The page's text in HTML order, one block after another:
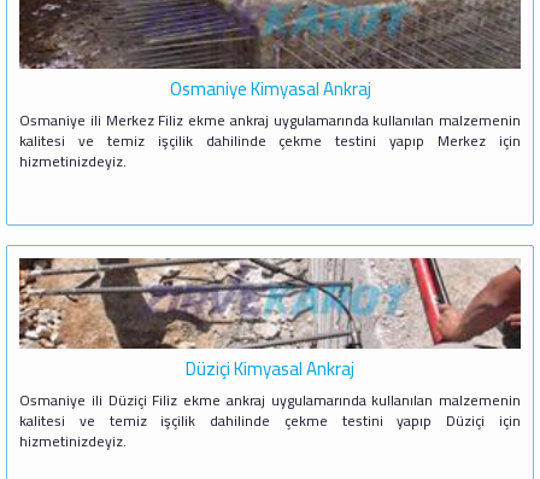
Osmaniye Kimyasal Ankraj
Osmaniye ili Merkez Filiz ekme ankraj uygulamarında kullanılan malzemenin
kalitesi ve temiz işçilik dahilinde çekme testini yapıp Merkez için
hizmetinizdeyiz.
Düziçi Kimyasal Ankraj
Osmaniye ili Düziçi Filiz ekme ankraj uygulamarında kullanılan malzemenin
kalitesi ve temiz işçilik dahilinde çekme testini yapıp Düziçi için
hizmetinizdeyiz.